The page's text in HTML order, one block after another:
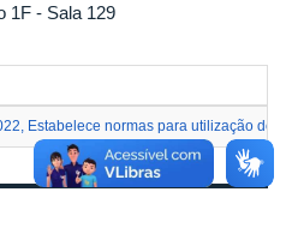
1F - Sala 129
Estabelece normas para utilização